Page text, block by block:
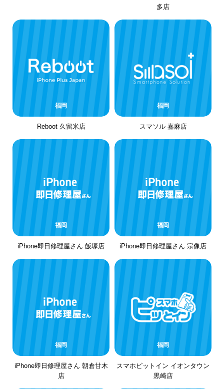
多店
福岡
Reboot 久留米店
福岡
スマソル 嘉麻店
福岡
iPhone即日修理屋さん 飯塚店
福岡
iPhone即日修理屋さん 宗像店
福岡
iPhone即日修理屋さん 朝倉甘木
店
福岡
スマホピットイン イオンタウン
黒崎店